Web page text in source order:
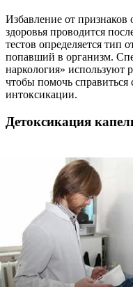
Избавление от признаков
здоровья проводится
тестов определяется тип
попавший в организм.
наркология» используют
чтобы помочь
интоксикации.
Детоксикация